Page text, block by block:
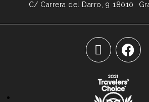
C/ Carrera del Darro, 9 18010